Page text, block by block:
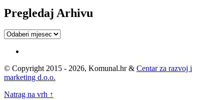
Pregledaj Arhivu
Pregledaj
© Copyright 2015 - 2026, Komunal.hr & Centar za razvoj i
marketing d.o.o.
Natrag na vrh ↑